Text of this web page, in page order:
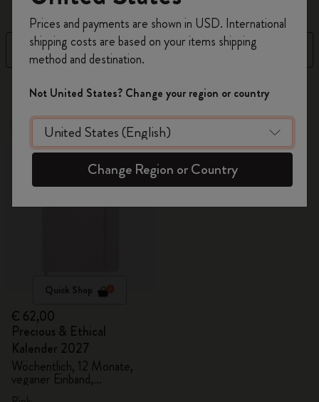
Filter Sortieren nach
15 Produkte
Neu
Quick Shop
€ 62,00
Precious & Ethical
Kalender 2027
Wöchentlich, 12 Monate,
veganer Einband,
Geschenkbox
10% Rabatt sowie kostenlosen Versand auf
Ihre erste Bestellungmit dem Code
WELCOME10.
Erstellen Sie ein Moleskine Konto, um Zugang zu
exklusiven Angeboten, Mitgliedervorteilen und
noch mehr Inspiration zu erhalten.
Jetzt registrieren!
Prices and payments are shown in USD. International
shipping costs are based on your items shipping
method and destination.
Not United States? Change your region or country
Change Region or Country